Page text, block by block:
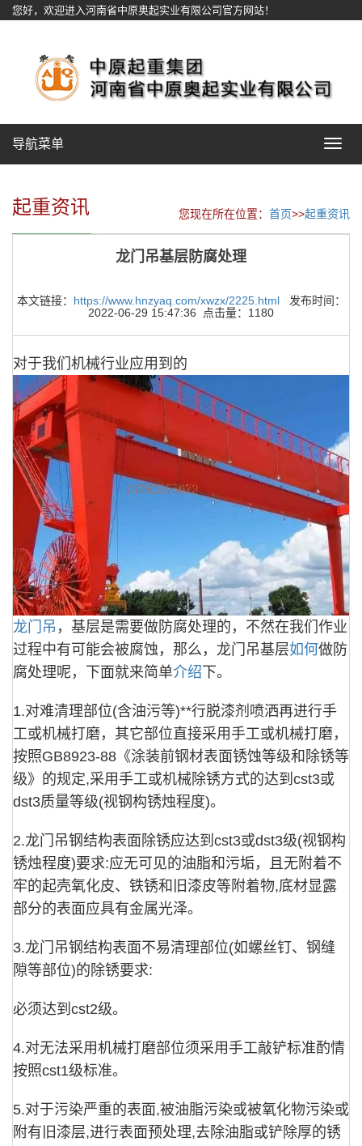
您好，欢迎进入河南省中原奥起实业有限公司官方网站！
Toggle
导航菜单
起重资讯 您现在所在位置： 首页>>起重资讯
龙门吊基层防腐处理
本文链接： https://www.hnzyaq.com/xwzx/2225.html发布时间：
2022-06-29 15:47:36 点击量：1180
对于我们机械行业应用到的
龙门吊 ，基层是需要做防腐处理的，不然在我们作业
过程中有可能会被腐蚀，那么，龙门吊基层如何做防
腐处理呢，下面就来简单介绍 下。
1.对难清理部位(含油污等)**行脱漆剂喷洒再进行手
工或机械打磨，其它部位直接采用手工或机械打磨，
按照GB8923-88《涂装前钢材表面锈蚀等级和除锈等
级》的规定,采用手工或机械除锈方式的达到cst3或
dst3质量等级(视钢构锈烛程度)。
2.龙门吊钢结构表面除锈应达到cst3或dst3级(视钢构
锈烛程度)要求:应无可见的油脂和污垢，且无附着不
牢的起壳氧化皮、铁锈和旧漆皮等附着物,底材显露
部分的表面应具有金属光泽。
3.龙门吊钢结构表面不易清理部位(如螺丝钉、钢缝
隙等部位)的除锈要求:
必须达到cst2级。
4.对无法采用机械打磨部位须采用手工敲铲标准酌情
按照cst1级标准。
5.对于污染严重的表面,被油脂污染或被氧化物污染或
附有旧漆层,进行表面预处理,去除油脂或铲除厚的锈